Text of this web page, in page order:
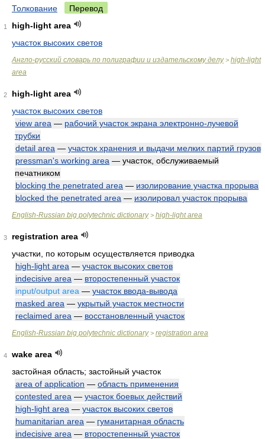
Толкование Перевод
1
high-light area
участок высоких светов
Англо-русский словарь по полиграфии и издательскому делу> high-light
area
2
high-light area
участок высоких светов
view area — рабочий участок экрана электронно-лучевой
трубки
detail area — участок хранения и выдачи мелких партий грузов
pressman's working area — участок, обслуживаемый
печатником
blocking the penetrated area — изолирование участка прорыва
blocked the penetrated area — изолировал участок прорыва
English-Russian big polytechnic dictionary> high-light area
3
registration area
участки, по которым осуществляется приводка
high-light area — участок высоких светов
indecisive area — второстепенный участок
input/output area — участок ввода-вывода
masked area — укрытый участок местности
reclaimed area — восстановленный участок
English-Russian big polytechnic dictionary> registration area
4
wake area
застойная область; застойный участок
area of application — область применения
contested area — участок боевых действий
high-light area — участок высоких светов
humanitarian area — гуманитарная область
indecisive area — второстепенный участок